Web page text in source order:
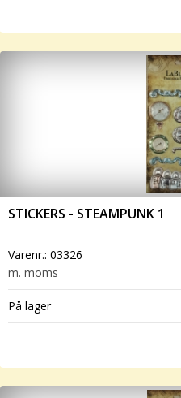
STICKERS - STEAMPUNK 1
Varenr.: 03326
m. moms
På lager